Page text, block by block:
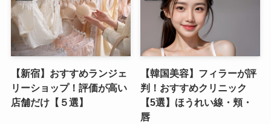
【新宿】おすすめランジェ
リーショップ！評価が高い
店舗だけ【５選】
【韓国美容】フィラーが評
判！おすすめクリニック
【5選】ほうれい線・頬・
唇